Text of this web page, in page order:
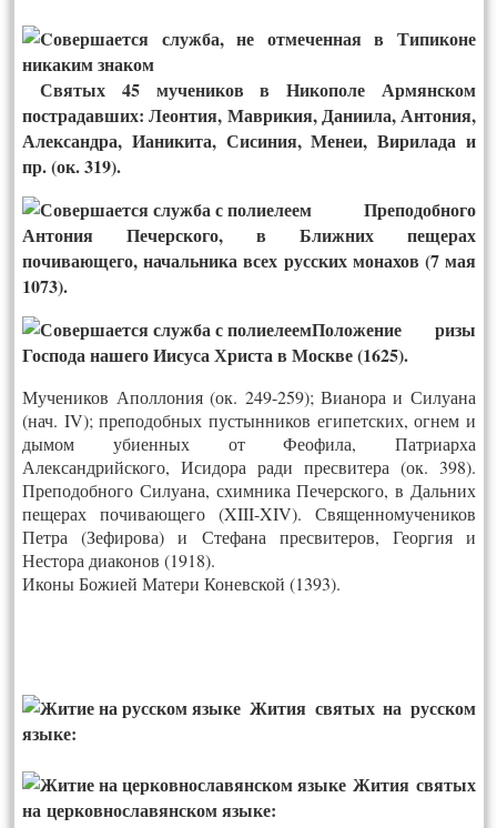
Святых 45 мучеников в Никополе Армянском
пострадавших: Леонтия, Маврикия, Даниила, Антония,
Александра, Ианикита, Сисиния, Менеи, Вирилада и
пр. (ок. 319).
Преподобного
Антония Печерского, в Ближних пещерах
почивающего, начальника всех русских монахов (7 мая
1073).
Положение ризы
Господа нашего Иисуса Христа в Москве (1625).
Мучеников Аполлония (ок. 249-259); Вианора и Силуана
(нач. IV); преподобных пустынников египетских, огнем и
дымом убиенных от Феофила, Патриарха
Александрийского, Исидора ради пресвитера (ок. 398).
Преподобного Силуана, схимника Печерского, в Дальних
пещерах почивающего (XIII-XIV). Священномучеников
Петра (Зефирова) и Стефана пресвитеров, Георгия и
Нестора диаконов (1918).
Иконы Божией Матери Коневской (1393).
Жития святых на русском
языке:
Жития святых
на церковнославянском языке: